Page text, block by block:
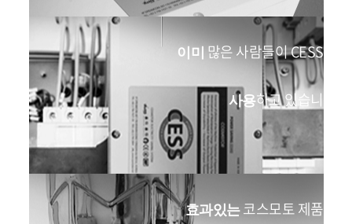
이미 많은 사람들이 CESS를
사용하고 있습니다
효과있는코스모토 제품의